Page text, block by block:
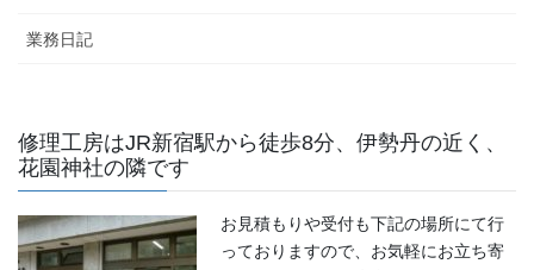
業務日記
修理工房はJR新宿駅から徒歩8分、伊勢丹の近く、
花園神社の隣です
お見積もりや受付も下記の場所にて行
っておりますので、お気軽にお立ち寄